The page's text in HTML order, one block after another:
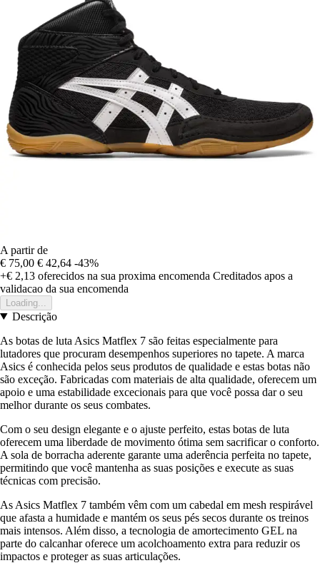
A partir de
€ 75,00 € 42,64 -43%
+€ 2,13 oferecidos na sua proxima encomenda Creditados apos a
validacao da sua encomenda
Loading...
Descrição
As botas de luta Asics Matflex 7 são feitas especialmente para
lutadores que procuram desempenhos superiores no tapete. A marca
Asics é conhecida pelos seus produtos de qualidade e estas botas não
são exceção. Fabricadas com materiais de alta qualidade, oferecem um
apoio e uma estabilidade excecionais para que você possa dar o seu
melhor durante os seus combates.
Com o seu design elegante e o ajuste perfeito, estas botas de luta
oferecem uma liberdade de movimento ótima sem sacrificar o conforto.
A sola de borracha aderente garante uma aderência perfeita no tapete,
permitindo que você mantenha as suas posições e execute as suas
técnicas com precisão.
As Asics Matflex 7 também vêm com um cabedal em mesh respirável
que afasta a humidade e mantém os seus pés secos durante os treinos
mais intensos. Além disso, a tecnologia de amortecimento GEL na
parte do calcanhar oferece um acolchoamento extra para reduzir os
impactos e proteger as suas articulações.